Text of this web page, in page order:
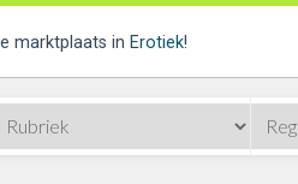
marktplaats in Erotiek!